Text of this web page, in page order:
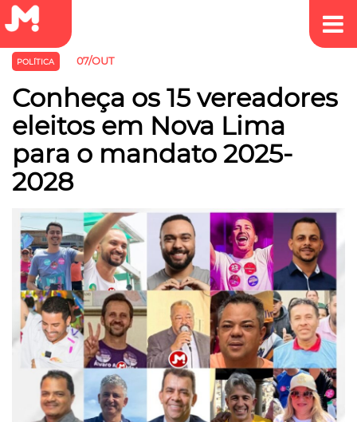
POLÍTICA 07/OUT
Conheça os 15 vereadores
eleitos em Nova Lima
para o mandato 2025-
2028